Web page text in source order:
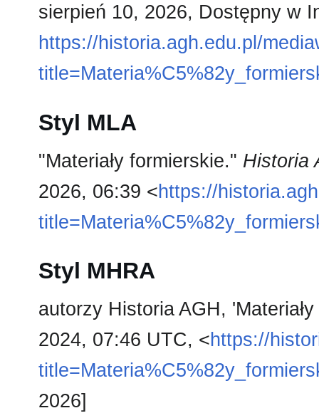
sierpień 10, 2026, Dostępny w
https://historia.agh.edu.pl/
Styl MLA
"Materiały formierskie." Historia
2026, 06:39 <https://
Styl MHRA
autorzy Historia AGH,
2024, 07:46 UTC, <https://
2026]